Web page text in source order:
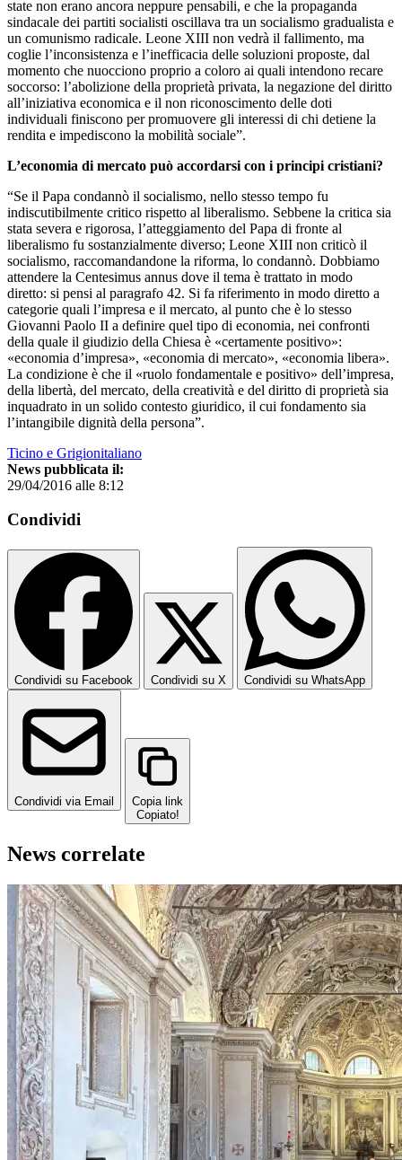
state non erano ancora neppure pensabili, e che la propaganda
sindacale dei partiti socialisti oscillava tra un socialismo gradualista e
un comunismo radicale. Leone XIII non vedrà il fallimento, ma
coglie l’inconsistenza e l’inefficacia delle soluzioni proposte, dal
momento che nuocciono proprio a coloro ai quali intendono recare
soccorso: l’abolizione della proprietà privata, la negazione del diritto
all’iniziativa economica e il non riconoscimento delle doti
individuali finiscono per promuovere gli interessi di chi detiene la
rendita e impediscono la mobilità sociale”.
L’economia di mercato può accordarsi con i principi cristiani?
“Se il Papa condannò il socialismo, nello stesso tempo fu
indiscutibilmente critico rispetto al liberalismo. Sebbene la critica sia
stata severa e rigorosa, l’atteggiamento del Papa di fronte al
liberalismo fu sostanzialmente diverso; Leone XIII non criticò il
socialismo, raccomandandone la riforma, lo condannò. Dobbiamo
attendere la Centesimus annus dove il tema è trattato in modo
diretto: si pensi al paragrafo 42. Si fa riferimento in modo diretto a
categorie quali l’impresa e il mercato, al punto che è lo stesso
Giovanni Paolo II a definire quel tipo di economia, nei confronti
della quale il giudizio della Chiesa è «certamente positivo»:
«economia d’impresa», «economia di mercato», «economia libera».
La condizione è che il «ruolo fondamentale e positivo» dell’impresa,
della libertà, del mercato, della creatività e del diritto di proprietà sia
inquadrato in un solido contesto giuridico, il cui fondamento sia
l’intangibile dignità della persona”.
Ticino e Grigionitaliano
News pubblicata il:
29/04/2016 alle 8:12
Condividi
Condividi su Facebook Condividi su X Condividi su WhatsApp
Condividi via Email
Copia link
Copiato!
News correlate